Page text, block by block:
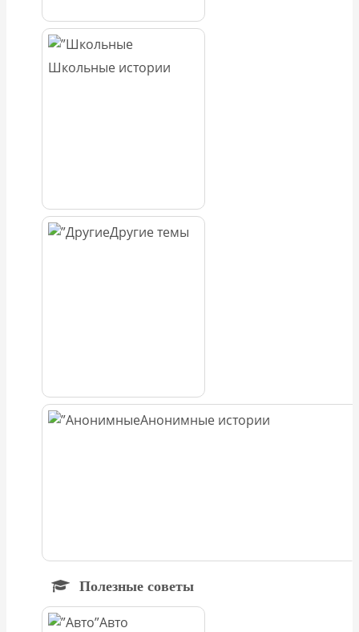
Школьные истории
Другие темы
Анонимные истории
Полезные советы
Авто